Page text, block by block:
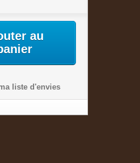
au
liste d'envies